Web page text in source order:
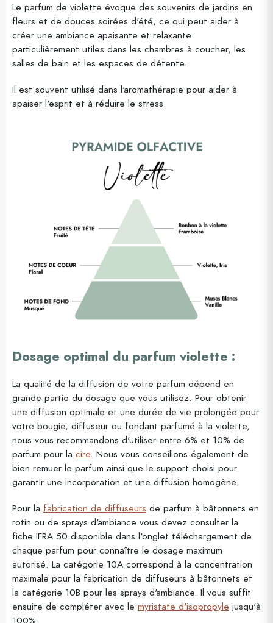
Le parfum de violette évoque des souvenirs de jardins en
fleurs et de douces soirées d'été, ce qui peut aider à
créer une ambiance apaisante et relaxante
particulièrement utiles dans les chambres à coucher, les
salles de bain et les espaces de détente.
Il est souvent utilisé dans l'aromathérapie pour aider à
apaiser l'esprit et à réduire le stress.
Dosage optimal du parfum violette :
La qualité de la diffusion de votre parfum dépend en
grande partie du dosage que vous utilisez. Pour obtenir
une diffusion optimale et une durée de vie prolongée pour
votre bougie, diffuseur ou fondant parfumé à la violette,
nous vous recommandons d'utiliser entre 6% et 10% de
parfum pour la cire. Nous vous conseillons également de
bien remuer le parfum ainsi que le support choisi pour
garantir une incorporation et une diffusion homogène.
Pour la fabrication de diffuseurs de parfum à bâtonnets en
rotin ou de sprays d'ambiance vous devez consulter la
fiche IFRA 50 disponible dans l'onglet téléchargement de
chaque parfum pour connaître le dosage maximum
autorisé. La catégorie 10A correspond à la concentration
maximale pour la fabrication de diffuseurs à bâtonnets et
la catégorie 10B pour les sprays d'ambiance. Il vous suffit
ensuite de compléter avec le myristate d'isopropyle jusqu'à
100%.